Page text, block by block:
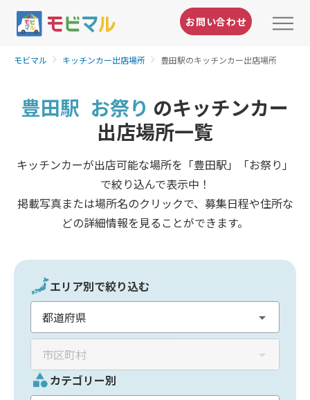
お問い合わせ
モビマル キッチンカー出店場所 豊田駅のキッチンカー出店場所
豊田駅 お祭り のキッチンカー
出店場所一覧
キッチンカーが出店可能な場所を「豊田駅」「お祭り」
で絞り込んで表示中！
掲載写真または場所名のクリックで、募集日程や住所な
どの詳細情報を見ることができます。
エリア別で絞り込む
カテゴリー別